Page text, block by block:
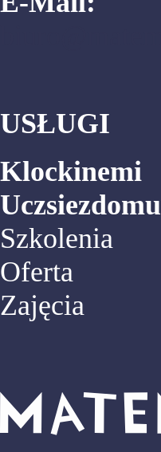
USŁUGI
Klockinemi
Uczsiezdomu
Szkolenia
Oferta
Zajęcia